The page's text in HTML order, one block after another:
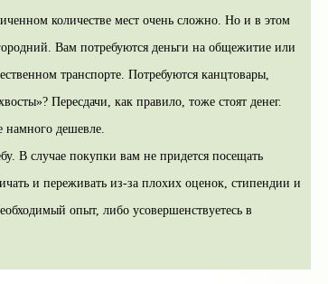
количестве мест очень сложно. Но и в этом
Вам потребуются деньги на общежитие или
транспорте. Потребуются канцтовары,
Пересдачи, как правило, тоже стоят денег.
намного дешевле.
В случае покупки вам не придется посещать
и переживать из-за плохих оценок, стипендии и
опыт, либо усовершенствуетесь в